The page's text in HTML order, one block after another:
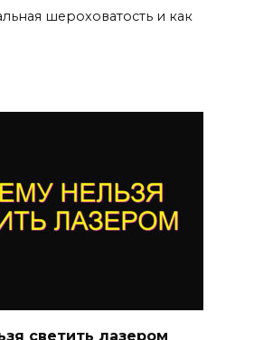
шероховатость и как
светить лазером